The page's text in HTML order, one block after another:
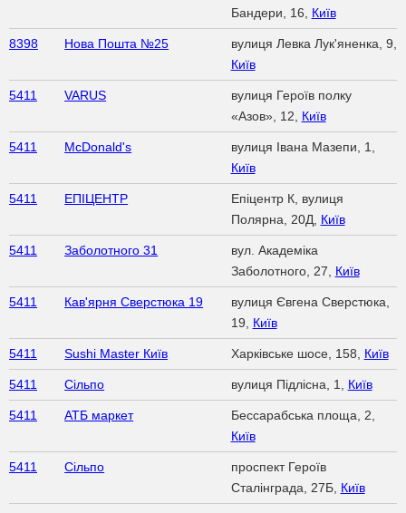
Бандери, 16, Київ
8398 Нова Пошта №25
вулиця Левка Лук'яненка, 9,
Київ
5411 VARUS
вулиця Героїв полку
«Азов», 12, Київ
5411 McDonald's
вулиця Івана Мазепи, 1,
Київ
5411 ЕПІЦЕНТР
Eпіцентр К, вулиця
Полярна, 20Д, Київ
5411 Заболотного 31
вул. Академіка
Заболотного, 27, Київ
5411 Кав'ярня Сверстюка 19
вулиця Євгена Сверстюка,
19, Київ
5411 Sushi Master Київ Харківське шосе, 158, Київ
5411 Сільпо вулиця Підлісна, 1, Київ
5411 АТБ маркет
Бессарабська площа, 2,
Київ
5411 Сільпо
проспект Героїв
Сталінграда, 27Б, Київ